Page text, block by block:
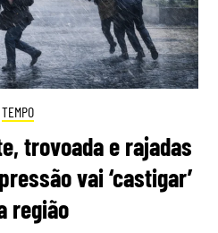
TEMPO
trovoada e rajadas
vai ‘castigar’
região